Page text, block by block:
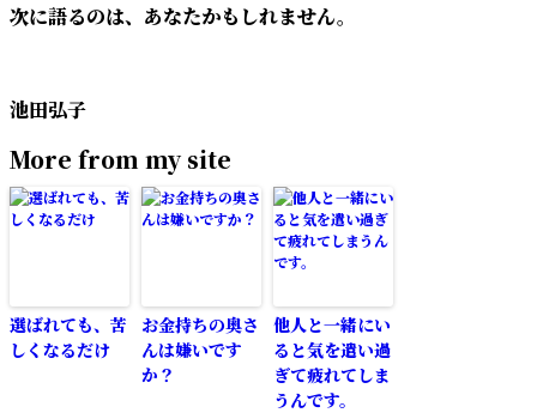
次に語るのは、あなたかもしれません。
池田弘子
More from my site
選ばれても、苦
しくなるだけ
お金持ちの奥さ
んは嫌いです
か？
他人と一緒にい
ると気を遣い過
ぎて疲れてしま
うんです。